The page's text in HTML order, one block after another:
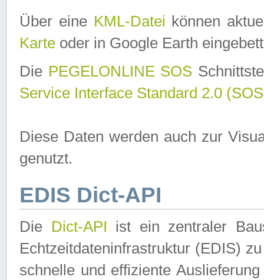
Über eine KML-Datei können
Karte oder in Google Earth
Die PEGELONLINE SOS
Service Interface Standard 2.0
Diese Daten werden auch zur
genutzt.
EDIS Dict-API
Die Dict-API ist ein zentraler
Echtzeitdateninfrastruktur (EDIS)
schnelle und effiziente